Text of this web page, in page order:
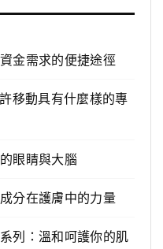
金需求的便捷途徑
移動具有什麼樣的專
眼睛與大腦
分在護膚中的力量
列：溫和呵護你的肌